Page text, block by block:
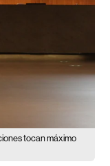
tocan máximo